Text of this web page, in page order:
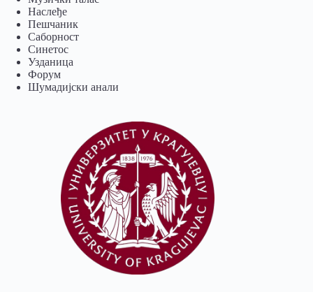
Наслеђе
Пешчаник
Саборност
Синетос
Узданица
Форум
Шумадијски анали